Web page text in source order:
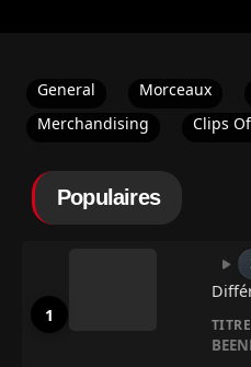
General Morceaux
Merchandising
Clips
Populaires
TITRE